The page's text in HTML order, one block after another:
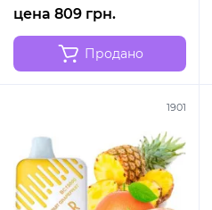
цена 809 грн.
Продано
1901